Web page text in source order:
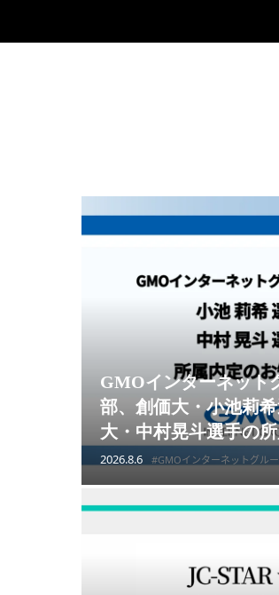
GMOインターネット
部、創価大・小池莉
大・中村晃斗選手の
2026.8.6 #GMOインターネットグル